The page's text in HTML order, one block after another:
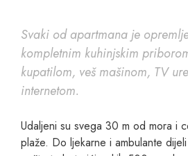
Svaki od apartmana je
kompletnim kuhinjskim
kupatilom, veš mašinom, TV
internetom.
Udaljeni su svega 30 m od mora i
plaže. Do ljekarne i ambulante